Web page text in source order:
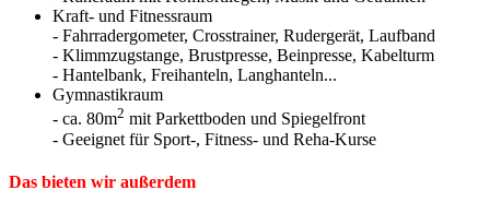
Kraft- und Fitnessraum
- Fahrradergometer, Crosstrainer, Rudergerät, Laufband
- Klimmzugstange, Brustpresse, Beinpresse, Kabelturm
- Hantelbank, Freihanteln, Langhanteln...
Gymnastikraum
- ca. 80m2 mit Parkettboden und Spiegelfront
- Geeignet für Sport-, Fitness- und Reha-Kurse
Das bieten wir außerdem